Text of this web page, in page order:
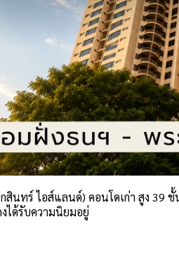
กสินทร์ ไอส์แลนด์) คอนโดเก่า สูง
ได้รับความนิยมอยู่